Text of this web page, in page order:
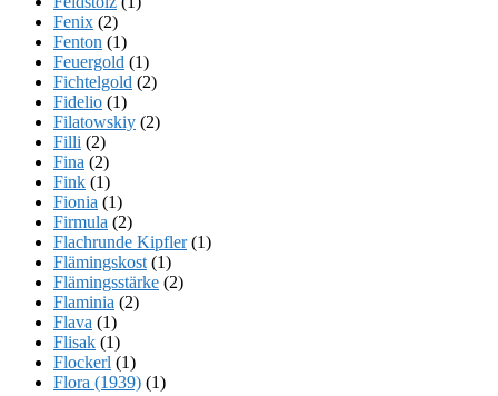
Fenix (2)
Fenton (1)
Feuergold (1)
Fichtelgold (2)
Fidelio (1)
Filatowskiy (2)
Filli (2)
Fina (2)
Fink (1)
Fionia (1)
Firmula (2)
Flachrunde Kipfler(1)
Flämingskost (1)
Flämingsstärke (2)
Flaminia (2)
Flava (1)
Flisak (1)
Flockerl (1)
Flora (1939) (1)